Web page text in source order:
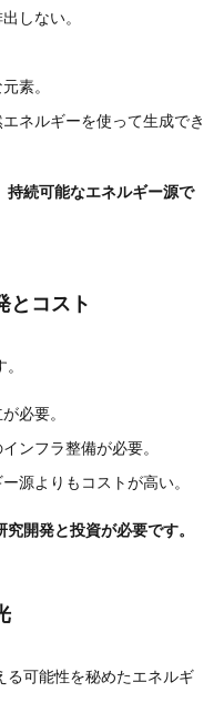
しない。
素。
ネルギーを使って生成でき
持続可能なエネルギー源で
とコスト
必要。
ンフラ整備が必要。
源よりもコストが高い。
開発と投資が必要です。
る可能性を秘めたエネルギ